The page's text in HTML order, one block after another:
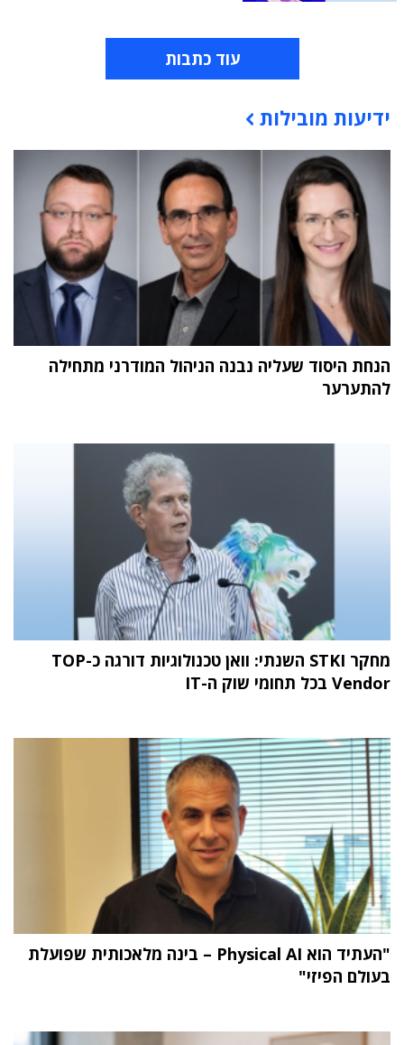
עוד כתבות
תוכן פרסומי
ידיעות מובילות
הנחת היסוד שעליה נבנה הניהול המודרני מתחילה
להתערער
מחקר STKI השנתי: וואן טכנולוגיות דורגה כ-TOP
Vendor בכל תחומי שוק ה-IT
"העתיד הוא Physical AI – בינה מלאכותית שפועלת
בעולם הפיזי"